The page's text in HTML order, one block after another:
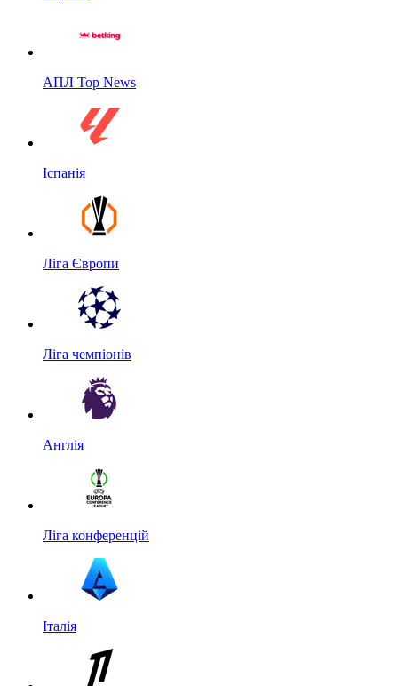
АПЛ Top News
Іспанія
Ліга Європи
Ліга чемпіонів
Англія
Ліга конференцій
Італія